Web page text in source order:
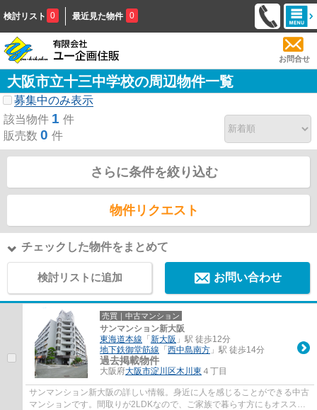
検討リスト 0 最近見た物件 0
お問合せ
大阪市立十三中学校の周辺物件一覧
募集中のみ表示
該当物件 1 件
販売数 0 件
さらに条件を絞り込む
物件リクエスト
チェックした物件をまとめて
検討リストに追加 お問い合わせ
売買｜中古マンション
サンマンション新大阪
東海道本線 「 新大阪 」駅 徒歩12分
地下鉄御堂筋線 「 西中島南方 」駅 徒歩14分
過去掲載物件
大阪府大阪市淀川区木川東 ４丁目
サンマンション新大阪の詳しい情報。身近に人を感じることができる中古
マンションです。間取りが2LDKなので、ご家族で暮らす方にもオススメ